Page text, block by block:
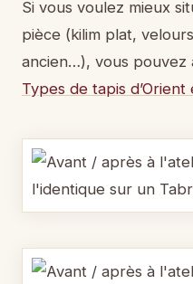
Si vous voulez mieux
pièce (kilim plat,
ancien…), vous pouvez
Types de tapis